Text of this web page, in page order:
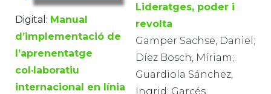
Digital: Manual
d’implementació de
l’aprenentatge
col·laboratiu
internacional en línia
Lideratges, poder i
revolta
Gamper Sachse, Daniel;
Díez Bosch, Míriam;
Guardiola Sánchez,
Ingrid; Garcés